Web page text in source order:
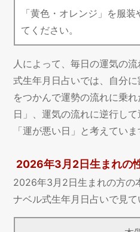
「黄色・オレンジ」を服
てください。
人によって、毎日の運気の
式生年月日占いでは、自分
をつかんで運勢の流れに乗
日」、運気の流れに逆行し
「運が悪い日」と考えていま
2026年3月2日生まれの
2026年3月2日生まれの方の
ナベル式生年月日占いで見て